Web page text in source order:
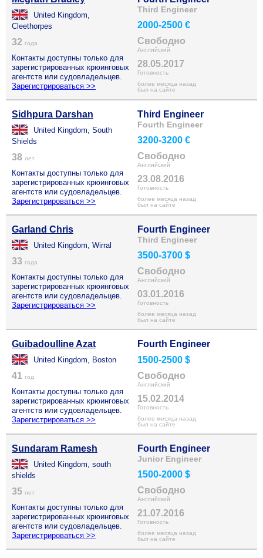
United Kingdom,
Cleethorpes
32 года
Контакты доступны только для
зарегистрированных крюинговых
агентств или судовладельцев.
Зарегистрироваться >>
Third Engineer
2000-2500 €
Свободно
Английский
28.05.2017
Готовность
более месяца назад
был на сайте
Sidhpura Darshan
United Kingdom, South
Shields
38 лет
Контакты доступны только для
зарегистрированных крюинговых
агентств или судовладельцев.
Зарегистрироваться >>
Third Engineer
Fourth Engineer
3200-3200 €
Свободно
Английский
23.08.2016
Готовность
более месяца назад
был на сайте
Garland Chris
United Kingdom, Wirral
33 года
Контакты доступны только для
зарегистрированных крюинговых
агентств или судовладельцев.
Зарегистрироваться >>
Fourth Engineer
Third Engineer
3500-3700 $
Свободно
Английский
03.01.2016
Готовность
более месяца назад
был на сайте
Guibadoulline Azat
United Kingdom, Boston
41 год
Контакты доступны только для
зарегистрированных крюинговых
агентств или судовладельцев.
Зарегистрироваться >>
Fourth Engineer
1500-2500 $
Свободно
Английский
15.02.2014
Готовность
более месяца назад
был на сайте
Sundaram Ramesh
United Kingdom, south
shields
35 лет
Контакты доступны только для
зарегистрированных крюинговых
агентств или судовладельцев.
Зарегистрироваться >>
Fourth Engineer
Junior Engineer
1500-2000 $
Свободно
Английский
21.07.2016
Готовность
более месяца назад
был на сайте